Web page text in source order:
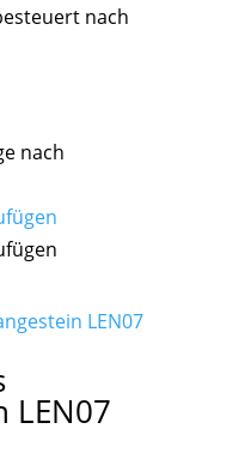
nach
nach
LEN07